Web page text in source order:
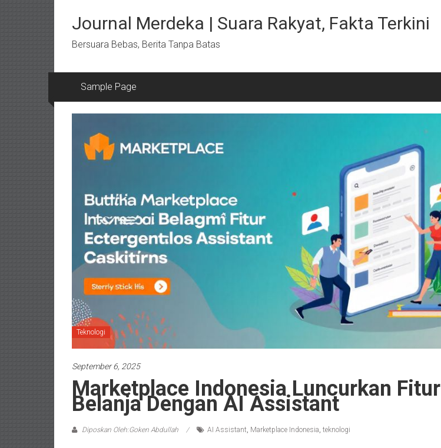
kontenJournal Merdeka | Suara Rakyat, Fakta Terkini
Bersuara Bebas, Berita Tanpa Batas
Sample Page
Teknologi
September 6, 2025
Marketplace Indonesia Luncurkan Fitur
Belanja Dengan AI Assistant
Diposkan Oleh:Goken Abdullah AI Assistant, Marketplace Indonesia, teknologi